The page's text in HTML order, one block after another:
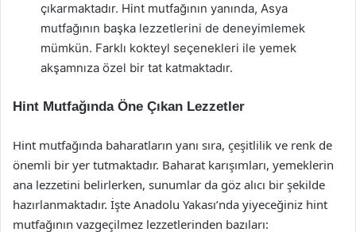
çıkarmaktadır. Hint mutfağının yanında, Asya
mutfağının başka lezzetlerini de deneyimlemek
mümkün. Farklı kokteyl seçenekleri ile yemek
akşamnıza özel bir tat katmaktadır.
Hint Mutfağında Öne Çıkan Lezzetler
Hint mutfağında baharatların yanı sıra, çeşitlilik ve renk de
önemli bir yer tutmaktadır. Baharat karışımları, yemeklerin
ana lezzetini belirlerken, sunumlar da göz alıcı bir şekilde
hazırlanmaktadır. İşte Anadolu Yakası’nda yiyeceğiniz hint
mutfağının vazgeçilmez lezzetlerinden bazıları: